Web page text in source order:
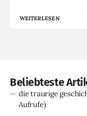
WEITERLESEN
Beliebteste
die traurige
Aufrufe)